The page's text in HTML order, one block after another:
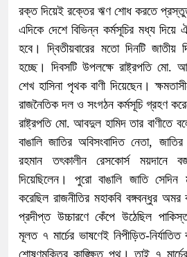
রক্ত দিয়েই রক্তের ঋণ শোধ করতে
এদিকে দেশে বিভিন্ন কর্মসূচির মধ্য দিয়ে
হবে। দ্বিতীয়বারের মতো দিনটি জাতীয়
হচ্ছে। দিবসটি উপলক্ষে রাষ্ট্রপতি মো.
শেখ হাসিনা পৃথক বাণী দিয়েছেন।
রাজনৈতিক দল ও সংগঠন কর্মসূচি গ্রহণ
রাষ্ট্রপতি মো. আবদুল হামিদ তার বাণীতে
বাঙালি জাতির অবিসংবাদিত নেতা,
রহমান তৎকালীন রেসকোর্স ময়দানে
দিয়েছিলেন। পুরো বাঙালি জাতি
করেছিল রাজনীতির মহাকবি বঙ্গবন্ধুর
প্রদীপ্ত উচ্চারণে কেঁপে উঠেছিল
মূলত ৭ মার্চের ভাষণেই নিপীড়িত-
শোষণমুক্তির কাঙ্ক্ষিত পথ। তাই ৭